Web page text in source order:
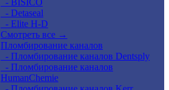
- BISICO
- Detaseal
- Elite H-D
Смотреть все →
Пломбирование каналов
- Пломбирование каналов Dentsply
- Пломбирование каналов
HumanChemie